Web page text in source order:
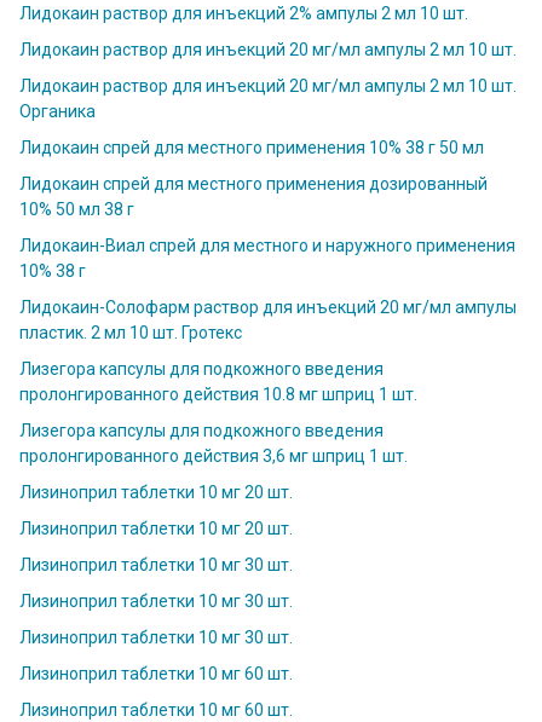
Лидокаин раствор для инъекций 2% ампулы 2 мл 10 шт.
Лидокаин раствор для инъекций 20 мг/мл ампулы 2 мл 10 шт.
Лидокаин раствор для инъекций 20 мг/мл ампулы 2 мл 10 шт.
Органика
Лидокаин спрей для местного применения 10% 38 г 50 мл
Лидокаин спрей для местного применения дозированный
10% 50 мл 38 г
Лидокаин-Виал спрей для местного и наружного применения
10% 38 г
Лидокаин-Солофарм раствор для инъекций 20 мг/мл ампулы
пластик. 2 мл 10 шт. Гротекс
Лизегора капсулы для подкожного введения
пролонгированного действия 10.8 мг шприц 1 шт.
Лизегора капсулы для подкожного введения
пролонгированного действия 3,6 мг шприц 1 шт.
Лизиноприл таблетки 10 мг 20 шт.
Лизиноприл таблетки 10 мг 20 шт.
Лизиноприл таблетки 10 мг 30 шт.
Лизиноприл таблетки 10 мг 30 шт.
Лизиноприл таблетки 10 мг 30 шт.
Лизиноприл таблетки 10 мг 60 шт.
Лизиноприл таблетки 10 мг 60 шт.